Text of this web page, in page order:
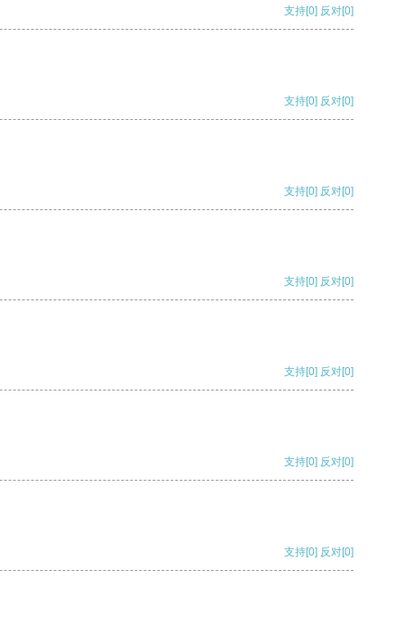
支持[0] 反对[0]
支持[0] 反对[0]
支持[0] 反对[0]
支持[0] 反对[0]
支持[0] 反对[0]
支持[0] 反对[0]
支持[0] 反对[0]